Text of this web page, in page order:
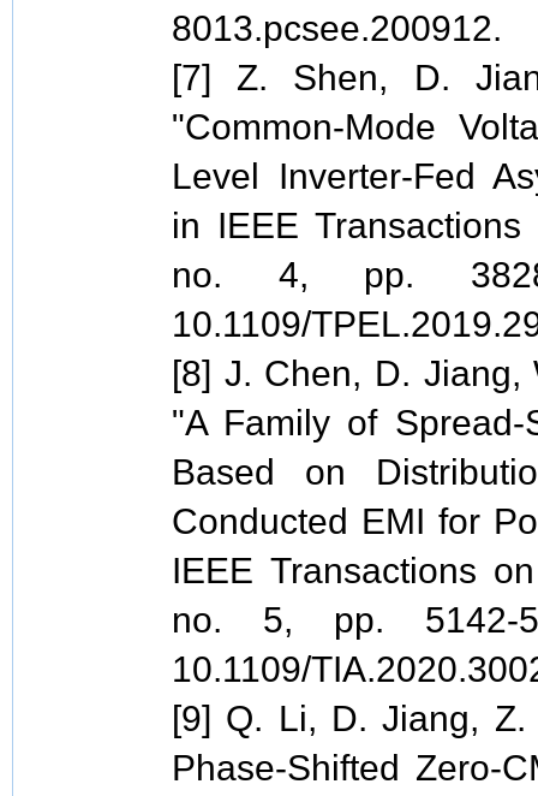
8013.pcsee.200912.
[7] Z. Shen, D.
"Common-Mode
Level Inverter-Fed
in IEEE
no. 4, pp.
10.1109/
[8] J. Chen, D. Jiang,
"A Family of Spread-
Based on
Conducted EMI for
IEEE Transactions
no. 5, pp. 5142-
10.1109/
[9] Q. Li, D. Jiang,
Phase-Shifted Zero-